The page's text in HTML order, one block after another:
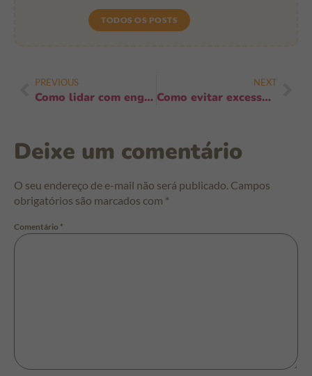
TODOS OS POSTS
PREVIOUS
Como lidar com engasgos leves durante refeições: técnicas rápidas para agir
NEXT
Como evitar excesso de limpeza na pele sensível: guia prático e rápido
Deixe um comentário
O seu endereço de e-mail não será publicado. Campos
obrigatórios são marcados com *
Comentário *